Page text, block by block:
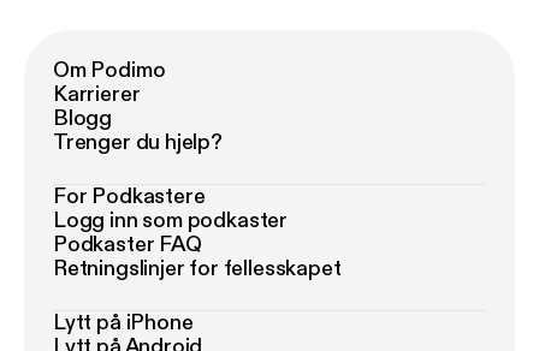
Om Podimo
Karrierer
Blogg
Trenger du hjelp?
For Podkastere
Logg inn som podkaster
Podkaster FAQ
Retningslinjer for fellesskapet
Lytt på iPhone